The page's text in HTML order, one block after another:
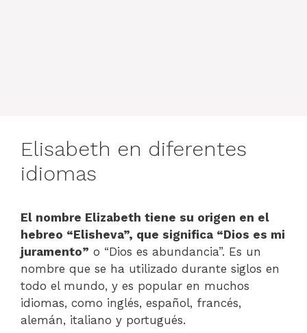
Elisabeth en diferentes
idiomas
El nombre Elizabeth tiene su origen en el
hebreo “Elisheva”, que significa “Dios es mi
juramento” o “Dios es abundancia”. Es un
nombre que se ha utilizado durante siglos en
todo el mundo, y es popular en muchos
idiomas, como inglés, español, francés,
alemán, italiano y portugués.